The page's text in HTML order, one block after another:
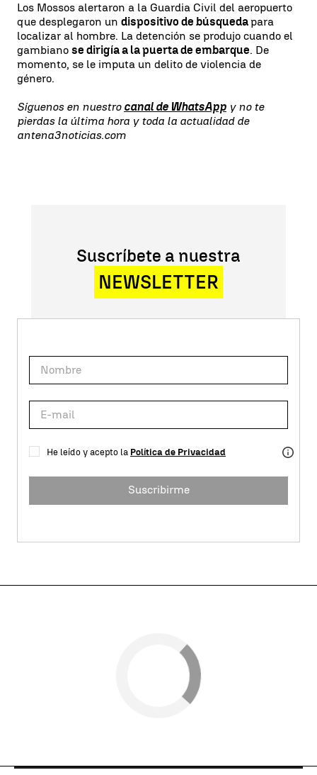
Los Mossos alertaron a la Guardia Civil del aeropuerto
que desplegaron un dispositivo de búsquedapara
localizar al hombre. La detención se produjo cuando el
gambiano se dirigía a la puerta de embarque. De
momento, se le imputa un delito de violencia de
género.
Síguenos en nuestro canal de WhatsApp y no te
pierdas la última hora y toda la actualidad de
antena3noticias.com
Suscríbete a nuestra
NEWSLETTER
He leído y acepto la Política de Privacidad
Suscribirme